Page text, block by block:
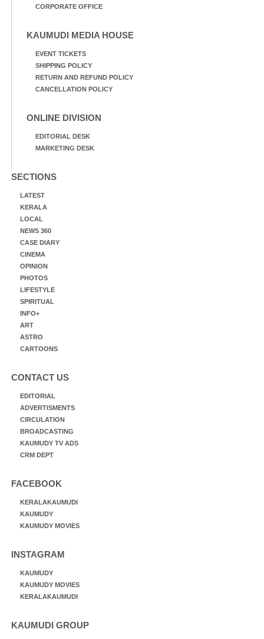
CORPORATE OFFICE
KAUMUDI MEDIA HOUSE
EVENT TICKETS
SHIPPING POLICY
RETURN AND REFUND POLICY
CANCELLATION POLICY
ONLINE DIVISION
EDITORIAL DESK
MARKETING DESK
SECTIONS
LATEST
KERALA
LOCAL
NEWS 360
CASE DIARY
CINEMA
OPINION
PHOTOS
LIFESTYLE
SPIRITUAL
INFO+
ART
ASTRO
CARTOONS
CONTACT US
EDITORIAL
ADVERTISMENTS
CIRCULATION
BROADCASTING
KAUMUDY TV ADS
CRM DEPT
FACEBOOK
KERALAKAUMUDI
KAUMUDY
KAUMUDY MOVIES
INSTAGRAM
KAUMUDY
KAUMUDY MOVIES
KERALAKAUMUDI
KAUMUDI GROUP